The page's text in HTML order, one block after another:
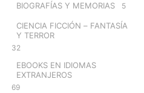
BIOGRAFÍAS Y MEMORIAS 5
CIENCIA FICCIÓN – FANTASÍA
Y TERROR
32
EBOOKS EN IDIOMAS
EXTRANJEROS
69